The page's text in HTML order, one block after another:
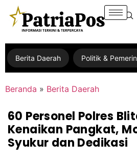
Berita Daerah Politik &
Beranda » Berita Daerah
60 Personel Polres
Kenaikan Pangkat,
Syukur dan Dedikasi